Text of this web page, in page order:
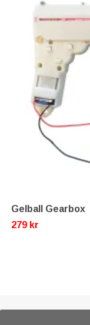
Gelball Gearbox
279 kr